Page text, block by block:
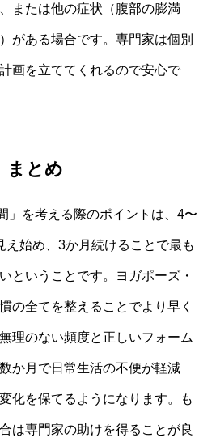
または他の症状（腹部の膨満
がある場合です。専門家は個別
画を立ててくれるので安心で
まとめ
」を考える際のポイントは、4〜
え始め、3か月続けることで最も
ということです。ヨガポーズ・
の全てを整えることでより早く
理のない頻度と正しいフォーム
か月で日常生活の不便が軽減
化を保てるようになります。も
は専門家の助けを得ることが良